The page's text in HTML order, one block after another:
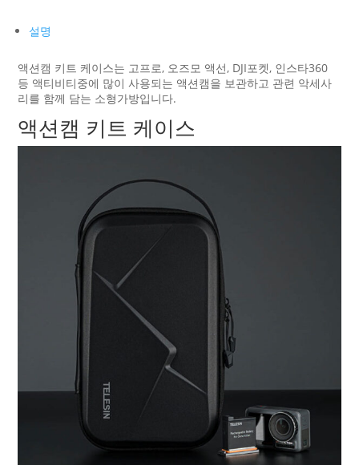
설명
액션캠 키트 케이스는 고프로, 오즈모 액선, DJI포켓, 인스타360
등 액티비티중에 많이 사용되는 액션캠을 보관하고 관련 악세사
리를 함께 담는 소형가방입니다.
액션캠 키트 케이스